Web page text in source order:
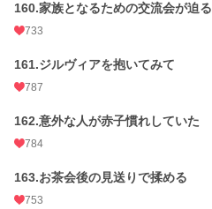
160.家族となるための交流会が迫る
733
161.ジルヴィアを抱いてみて
787
162.意外な人が赤子慣れしていた
784
163.お茶会後の見送りで揉める
753